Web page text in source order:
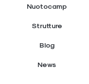
Nuotocamp
Strutture
Blog
News